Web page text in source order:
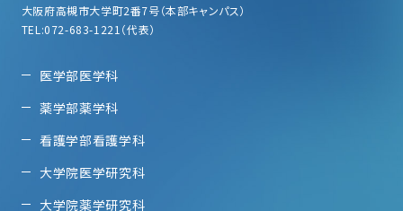
大阪府高槻市大学町2番7号（本部キャンパス）
TEL:072-683-1221（代表）
医学部医学科
薬学部薬学科
看護学部看護学科
大学院医学研究科
大学院薬学研究科